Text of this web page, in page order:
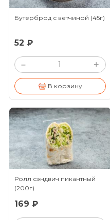
Бутерброд с ветчиной (45г)
52 ₽
– +
В корзину
Ролл сэндвич пикантный
(200г)
169 ₽